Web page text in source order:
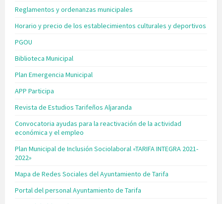
Reglamentos y ordenanzas municipales
Horario y precio de los establecimientos culturales y deportivos
PGOU
Biblioteca Municipal
Plan Emergencia Municipal
APP Participa
Revista de Estudios Tarifeños Aljaranda
Convocatoria ayudas para la reactivación de la actividad
económica y el empleo
Plan Municipal de Inclusión Sociolaboral «TARIFA INTEGRA 2021-
2022»
Mapa de Redes Sociales del Ayuntamiento de Tarifa
Portal del personal Ayuntamiento de Tarifa